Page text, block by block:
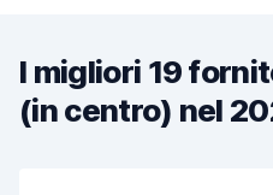
I migliori 19
(in centro) nel